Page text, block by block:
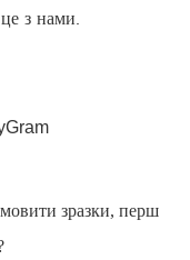
з нами.
зразки, перш